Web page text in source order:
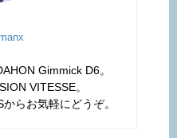
Gimmick D6。
VITESSE。
らお気軽にどうぞ。